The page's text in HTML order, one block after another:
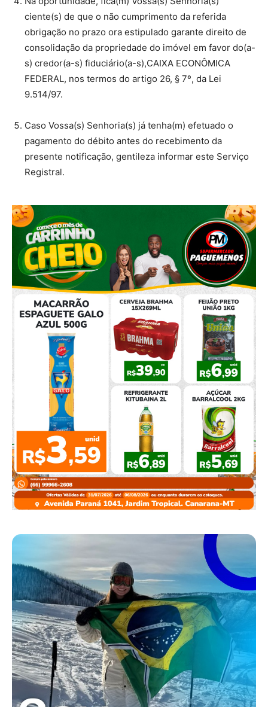
ciente(s) de que o não cumprimento da referida
obrigação no prazo ora estipulado garante direito de
consolidação da propriedade do imóvel em favor do(a-
s) credor(a-s) fiduciário(a-s),CAIXA ECONÔMICA
FEDERAL, nos termos do artigo 26, § 7º, da Lei
9.514/97.
Caso Vossa(s) Senhoria(s) já tenha(m) efetuado o
pagamento do débito antes do recebimento da
presente notificação, gentileza informar este Serviço
Registral.